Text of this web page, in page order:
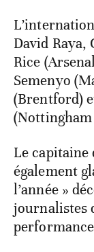
David Raya,
Rice
Semenyo
(Brentford)
Le
également
l’année »
journalistes